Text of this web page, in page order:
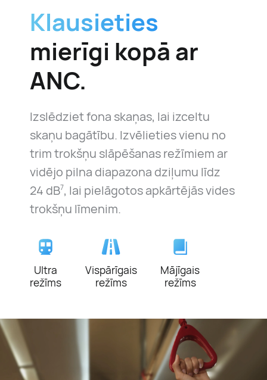
Klausieties
mierīgi kopā ar
ANC.
Izslēdziet fona skaņas, lai izceltu
skaņu bagātību. Izvēlieties vienu no
trim trokšņu slāpēšanas režīmiem ar
vidējo pilna diapazona dziļumu līdz
24 dB7, lai pielāgotos apkārtējās vides
trokšņu līmenim.
Ultra
režīms
Vispārīgais
režīms
Mājīgais
režīms